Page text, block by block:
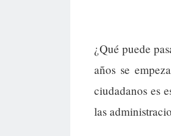
¿Qué puede
años se
ciudadanos es
las